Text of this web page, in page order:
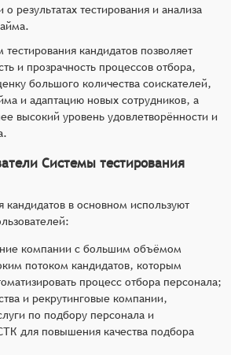
результатах тестирования и анализа
тестирования кандидатов позволяет
и прозрачность процессов отбора,
большого количества соискателей,
и адаптацию новых сотрудников, а
высокий уровень удовлетворённости и
Системы тестирования
кандидатов в основном используют
компании с большим объёмом
потоком кандидатов, которым
процесс отбора персонала;
и рекрутинговые компании,
по подбору персонала и
для повышения качества подбора